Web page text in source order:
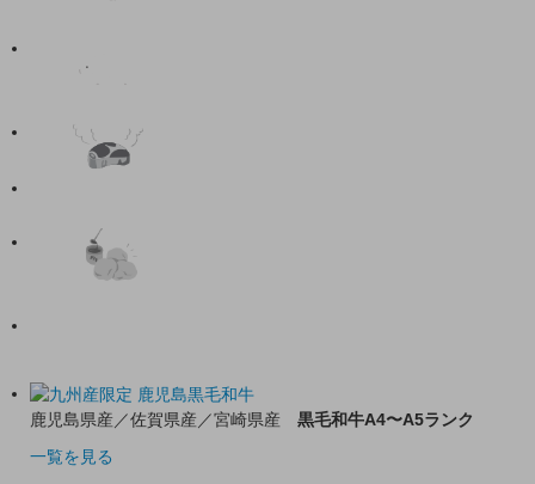
鹿児島県産／佐賀県産／宮崎県産 黒毛和牛A4〜A5ランク
一覧を見る